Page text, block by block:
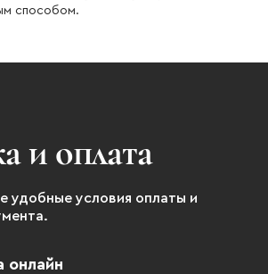
способом.
и оплата
удобные условия оплаты и
онлайн